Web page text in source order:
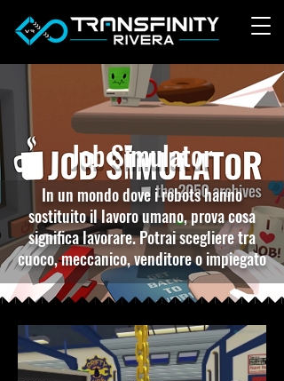
Job Simulator
In un mondo dove i robots hanno
sostituito il lavoro umano, prova cosa
significa lavorare. Potrai scegliere tra
cuoco, meccanico, venditore o impiegato